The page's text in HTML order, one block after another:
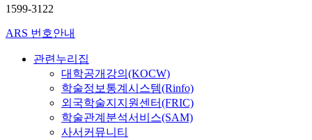
1599-3122
ARS 번호안내
관련누리집
대학공개강의(KOCW)
학술정보통계시스템(Rinfo)
외국학술지지원센터(FRIC)
학술관계분석서비스(SAM)
사서커뮤니티